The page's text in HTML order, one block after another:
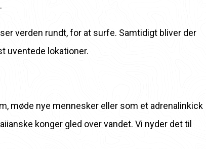
verden rundt, for at surfe. Samtidigt bliver der
uventede lokationer.
møde nye mennesker eller som et adrenalinkick
konger gled over vandet. Vi nyder det til